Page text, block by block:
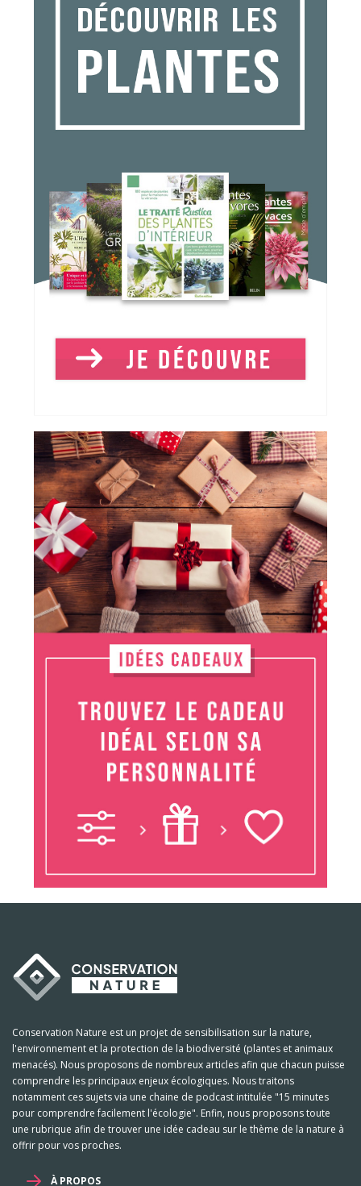
Conservation Nature est un projet de sensibilisation sur la nature,
l'environnement et la protection de la biodiversité (plantes et animaux
menacés). Nous proposons de nombreux articles afin que chacun puisse
comprendre les principaux enjeux écologiques. Nous traitons
notamment ces sujets via une chaine de podcast intitulée "15 minutes
pour comprendre facilement l'écologie". Enfin, nous proposons toute
une rubrique afin de trouver une idée cadeau sur le thème de la nature à
offrir pour vos proches.
À PROPOS